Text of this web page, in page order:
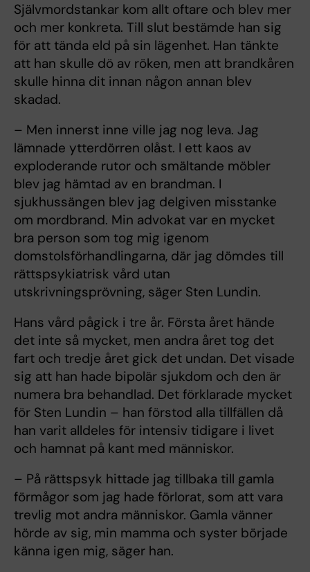
Självmordstankar kom allt oftare och blev mer
och mer konkreta. Till slut bestämde han sig
för att tända eld på sin lägenhet. Han tänkte
att han skulle dö av röken, men att brandkåren
skulle hinna dit innan någon annan blev
skadad.
– Men innerst inne ville jag nog leva. Jag
lämnade ytterdörren olåst. I ett kaos av
exploderande rutor och smältande möbler
blev jag hämtad av en brandman. I
sjukhussängen blev jag delgiven misstanke
om mordbrand. Min advokat var en mycket
bra person som tog mig igenom
domstolsförhandlingarna, där jag dömdes till
rättspsykiatrisk vård utan
utskrivningsprövning, säger Sten Lundin.
Hans vård pågick i tre år. Första året hände
det inte så mycket, men andra året tog det
fart och tredje året gick det undan. Det visade
sig att han hade bipolär sjukdom och den är
numera bra behandlad. Det förklarade mycket
för Sten Lundin – han förstod alla tillfällen då
han varit alldeles för intensiv tidigare i livet
och hamnat på kant med människor.
– På rättspsyk hittade jag tillbaka till gamla
förmågor som jag hade förlorat, som att vara
trevlig mot andra människor. Gamla vänner
hörde av sig, min mamma och syster började
känna igen mig, säger han.